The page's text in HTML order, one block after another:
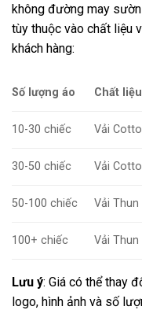
không đường may
tùy thuộc vào chất liệu
khách hàng:
Số lượng áo Chất
10-30 chiếc Vải
30-50 chiếc Vải
50-100 chiếc Vải Thun
100+ chiếc Vải Thun
Lưu ý: Giá có thể thay
logo, hình ảnh và số